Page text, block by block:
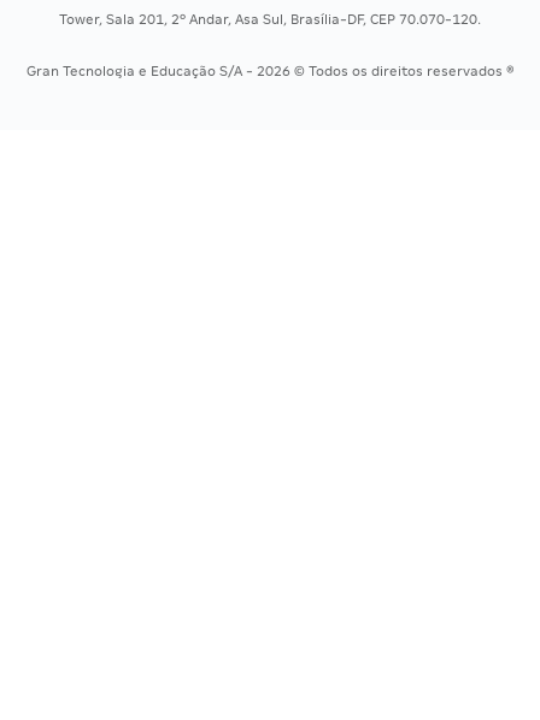
Concursos Saúde
Residência Multiprofissional
Tower, Sala 201, 2º Andar, Asa Sul, Brasília-DF, CEP 70.070-120.
Gran Tecnologia e Educação S/A - 2026 © Todos os direitos reservados ®